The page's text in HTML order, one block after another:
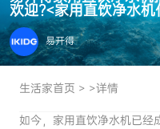
欢迎?<家用直饮净水
易开得
生活家首页 > >详情
如今，家用直饮净水机已经